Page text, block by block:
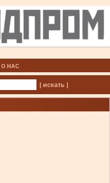
О НАС
| искать |